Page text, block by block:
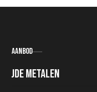
Aanbod
Oude metalen